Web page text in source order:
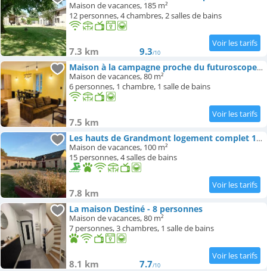
Maison de vacances, 185 m²
12 personnes, 4 chambres, 2 salles de bains
7.3 km 9.3/10
Maison à la campagne proche du futuroscope, Aquascope 6pers
Maison de vacances, 80 m²
6 personnes, 1 chambre, 1 salle de bains
7.5 km
Les hauts de Grandmont logement complet 12-15 personnes
Maison de vacances, 100 m²
15 personnes, 4 salles de bains
7.8 km
La maison Destiné - 8 personnes
Maison de vacances, 80 m²
7 personnes, 3 chambres, 1 salle de bains
8.1 km 7.7/10